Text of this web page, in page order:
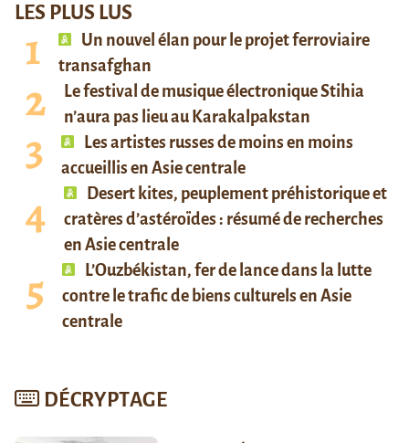
LES PLUS LUS
Un nouvel élan pour le projet ferroviaire
transafghan
Le festival de musique électronique Stihia
n’aura pas lieu au Karakalpakstan
Les artistes russes de moins en moins
accueillis en Asie centrale
Desert kites, peuplement préhistorique et
cratères d’astéroïdes : résumé de recherches
en Asie centrale
L’Ouzbékistan, fer de lance dans la lutte
contre le trafic de biens culturels en Asie
centrale
DÉCRYPTAGE